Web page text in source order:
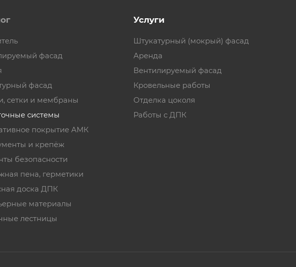
фасад
фасад
сетки и мембраны
системы
покрытие АМК
и крепёж
безопасности
пена, герметики
доска ДПК
материалы
лестницы
Услуги
Штукатурный (мокрый) фасад
Аренда
Вентилируемый фасад
Кровельные работы
Отделка цоколя
Работы с ДПК